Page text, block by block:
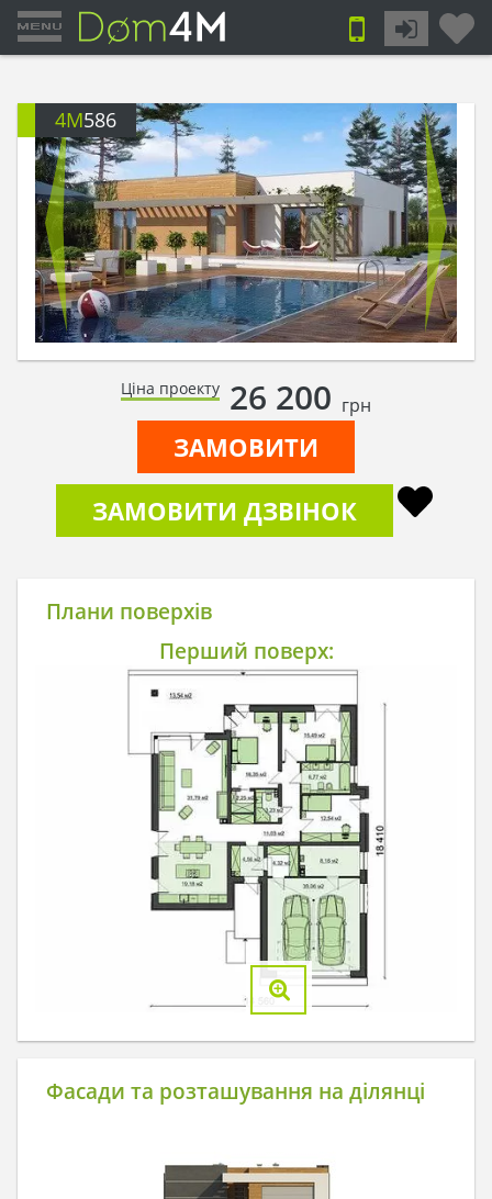
4M586
Ціна проекту 26 200 грн
ЗАМОВИТИ
ЗАМОВИТИ ДЗВІНОК
Плани поверхів
Перший поверх:
Фасади та розташування на ділянці